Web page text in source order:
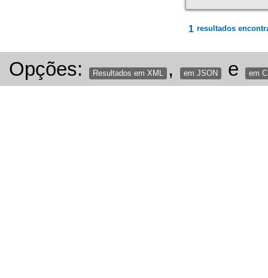
1 resultados
Opções: Resultados em XML , em JSON e em